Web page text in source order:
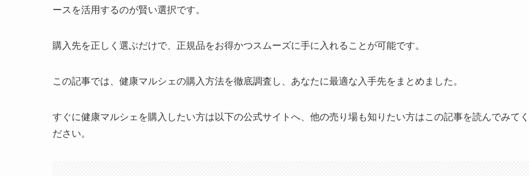
ースを活用するのが賢い選択です。
購入先を正しく選ぶだけで、正規品をお得かつスムーズに手に入れることが可能です。
この記事では、健康マルシェの購入方法を徹底調査し、あなたに最適な入手先をまとめました。
すぐに健康マルシェを購入したい方は以下の公式サイトへ、他の売り場も知りたい方はこの記事を読んでみてく
ださい。